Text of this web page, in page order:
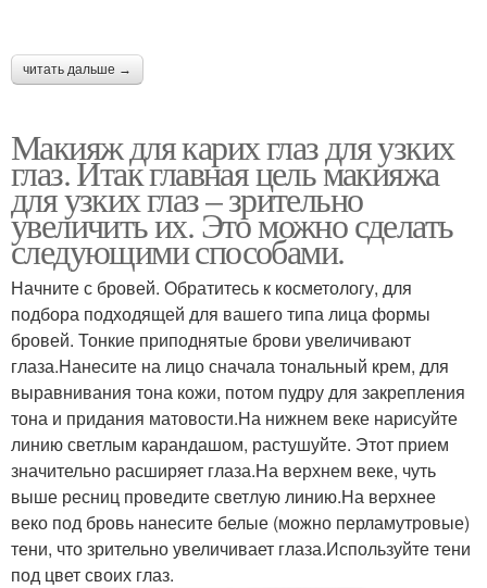
читать дальше →
Макияж для карих глаз для узких
глаз. Итак главная цель макияжа
для узких глаз – зрительно
увеличить их. Это можно сделать
следующими способами.
Начните с бровей. Обратитесь к косметологу, для
подбора подходящей для вашего типа лица формы
бровей. Тонкие приподнятые брови увеличивают
глаза.Нанесите на лицо сначала тональный крем, для
выравнивания тона кожи, потом пудру для закрепления
тона и придания матовости.На нижнем веке нарисуйте
линию светлым карандашом, растушуйте. Этот прием
значительно расширяет глаза.На верхнем веке, чуть
выше ресниц проведите светлую линию.На верхнее
веко под бровь нанесите белые (можно перламутровые)
тени, что зрительно увеличивает глаза.Используйте тени
под цвет своих глаз.